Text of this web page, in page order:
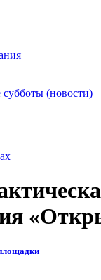
субботы (новости)